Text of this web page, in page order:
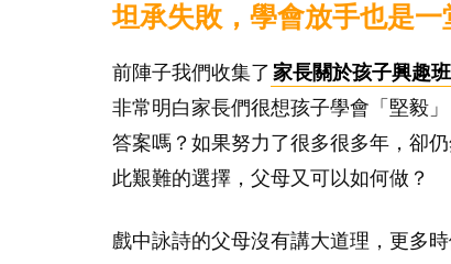
坦承失敗，學會放手也是一
前陣子我們收集了 家長關於孩子興趣
非常明白家長們很想孩子學會「堅毅
答案嗎？如果努力了很多很多年，卻
此艱難的選擇，父母又可以如何做？
戲中詠詩的父母沒有講大道理，更多